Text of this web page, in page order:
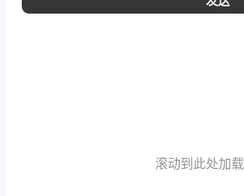
滚动到此处加